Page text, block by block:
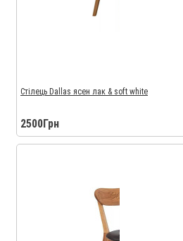
Стілець Dallas ясен лак & soft white
2500Грн